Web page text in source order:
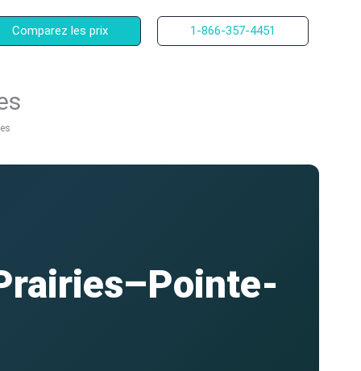
Comparez les prix 1-866-357-4451